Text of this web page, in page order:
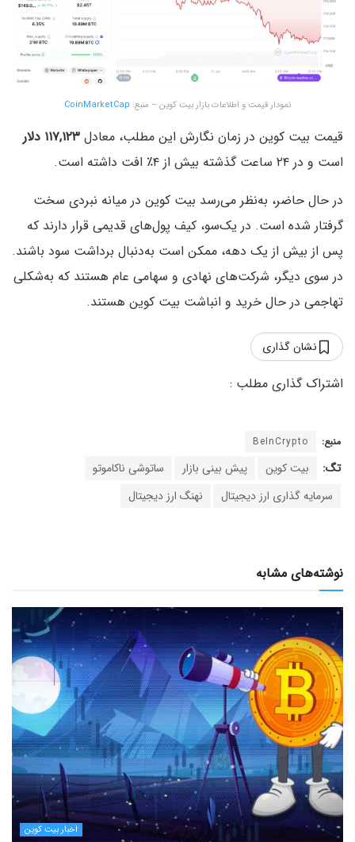
نمودار قیمت و اطلاعات بازار بیت کوین – منبع: CoinMarketCap
قیمت بیت کوین در زمان نگارش این مطلب، معادل ۱۱۷,۱۲۳ دلار
است و در ۲۴ ساعت گذشته بیش از ۴٪ افت داشته است.
در حال حاضر، به‌نظر می‌رسد بیت‌ کوین در میانه نبردی سخت
گرفتار شده است. در یک‌سو، کیف‌ پول‌های قدیمی قرار دارند که
پس از بیش از یک دهه، ممکن است به‌دنبال برداشت سود باشند.
در سوی دیگر، شرکت‌های نهادی و سهامی عام هستند که به‌شکلی
تهاجمی در حال خرید و انباشت بیت‌ کوین‌ هستند.
نشان گذاری
منبع: BeInCrypto
تگ: بیت کوین پیش بینی بازار
ساتوشی ناکاموتو
سرمایه گذاری ارز دیجیتال
نهنگ ارز دیجیتال
نوشته‌های مشابه
اخبار بیت کوین